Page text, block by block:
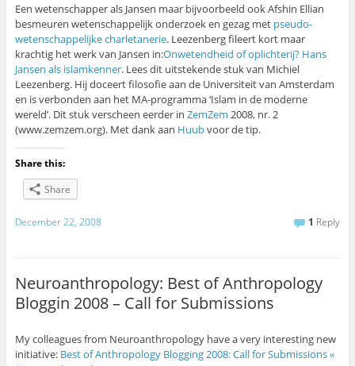
Een wetenschapper als Jansen maar bijvoorbeeld ook Afshin Ellian
besmeuren wetenschappelijk onderzoek en gezag met pseudo-
wetenschappelijke charletanerie. Leezenberg fileert kort maar
krachtig het werk van Jansen in:Onwetendheid of oplichterij? Hans
Jansen als islamkenner. Lees dit uitstekende stuk van Michiel
Leezenberg. Hij doceert filosofie aan de Universiteit van Amsterdam
en is verbonden aan het MA-programma ‘Islam in de moderne
wereld’. Dit stuk verscheen eerder in ZemZem 2008, nr. 2
(www.zemzem.org). Met dank aan Huubvoor de tip.
Share this:
Share
December 22, 2008 1 Reply
Neuroanthropology: Best of Anthropology
Bloggin 2008 – Call for Submissions
My colleagues from Neuroanthropology have a very interesting new
initiative: Best of Anthropology Blogging 2008: Call for Submissions «